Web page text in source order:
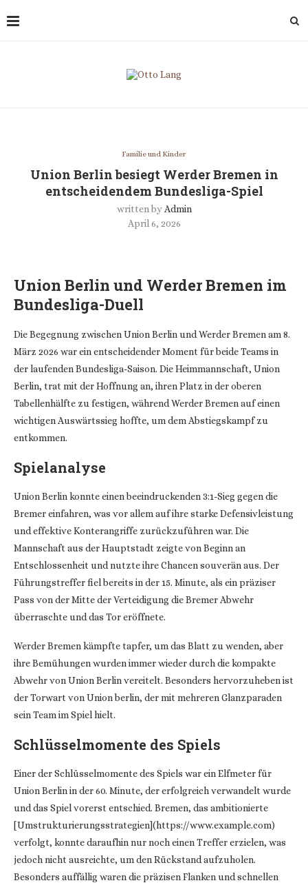
Familie und Kinder
Union Berlin besiegt Werder Bremen in
entscheidendem Bundesliga-Spiel
written by Admin
April 6, 2026
Union Berlin und Werder Bremen im
Bundesliga-Duell
Die Begegnung zwischen Union Berlin und Werder Bremen am 8.
März 2026 war ein entscheidender Moment für beide Teams in
der laufenden Bundesliga-Saison. Die Heimmannschaft, Union
Berlin, trat mit der Hoffnung an, ihren Platz in der oberen
Tabellenhälfte zu festigen, während Werder Bremen auf einen
wichtigen Auswärtssieg hoffte, um dem Abstiegskampf zu
entkommen.
Spielanalyse
Union Berlin konnte einen beeindruckenden 3:1-Sieg gegen die
Bremer einfahren, was vor allem auf ihre starke Defensivleistung
und effektive Konterangriffe zurückzuführen war. Die
Mannschaft aus der Hauptstadt zeigte von Beginn an
Entschlossenheit und nutzte ihre Chancen souverän aus. Der
Führungstreffer fiel bereits in der 15. Minute, als ein präziser
Pass von der Mitte der Verteidigung die Bremer Abwehr
überraschte und das Tor eröffnete.
Werder Bremen kämpfte tapfer, um das Blatt zu wenden, aber
ihre Bemühungen wurden immer wieder durch die kompakte
Abwehr von Union Berlin vereitelt. Besonders hervorzuheben ist
der Torwart von Union berlin, der mit mehreren Glanzparaden
sein Team im Spiel hielt.
Schlüsselmomente des Spiels
Einer der Schlüsselmomente des Spiels war ein Elfmeter für
Union Berlin in der 60. Minute, der erfolgreich verwandelt wurde
und das Spiel vorerst entschied. Bremen, das ambitionierte
[Umstrukturierungsstrategien](https://www.example.com)
verfolgt, konnte daraufhin nur noch einen Treffer erzielen, was
jedoch nicht ausreichte, um den Rückstand aufzuholen.
Besonders auffällig waren die präzisen Flanken und schnellen